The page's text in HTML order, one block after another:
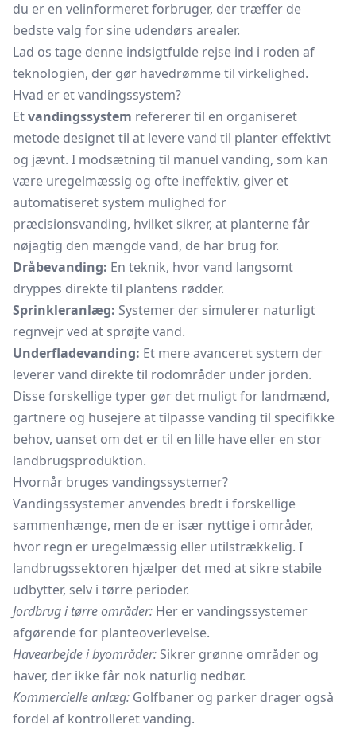
du er en velinformeret forbruger, der træffer de
bedste valg for sine udendørs arealer.
Lad os tage denne indsigtfulde rejse ind i roden af
teknologien, der gør havedrømme til virkelighed.
Hvad er et vandingssystem?
Etvandingssystem refererer til en organiseret
metode designet til at levere vand til planter effektivt
og jævnt. I modsætning til manuel vanding, som kan
være uregelmæssig og ofte ineffektiv, giver et
automatiseret system mulighed for
præcisionsvanding, hvilket sikrer, at planterne får
nøjagtig den mængde vand, de har brug for.
Dråbevanding: En teknik, hvor vand langsomt
dryppes direkte til plantens rødder.
Sprinkleranlæg: Systemer der simulerer naturligt
regnvejr ved at sprøjte vand.
Underfladevanding: Et mere avanceret system der
leverer vand direkte til rodområder under jorden.
Disse forskellige typer gør det muligt for landmænd,
gartnere og husejere at tilpasse vanding til specifikke
behov, uanset om det er til en lille have eller en stor
landbrugsproduktion.
Hvornår bruges vandingssystemer?
Vandingssystemer anvendes bredt i forskellige
sammenhænge, men de er især nyttige i områder,
hvor regn er uregelmæssig eller utilstrækkelig. I
landbrugssektoren hjælper det med at sikre stabile
udbytter, selv i tørre perioder.
Jordbrug i tørre områder: Her er vandingssystemer
afgørende for planteoverlevelse.
Havearbejde i byområder: Sikrer grønne områder og
haver, der ikke får nok naturlig nedbør.
Kommercielle anlæg: Golfbaner og parker drager også
fordel af kontrolleret vanding.